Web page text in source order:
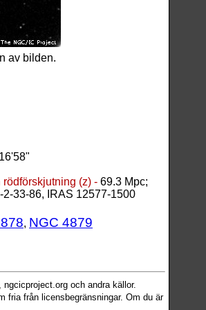
av bilden.
(z) - 69.3 Mpc;
2-33-86, IRAS 12577-1500
, NGC 4879
och andra källor.
fria från licensbegränsningar. Om du är